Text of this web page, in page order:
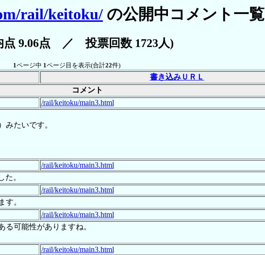
rail/keitoku/ の公開中コメント一覧
点 9.06点 ／ 投票回数 1723人)
1ページ中 1ページ目を表示(合計22件)
書き込みＵＲＬ
コメント
/rail/keitoku/main3.html
みたいです。
/rail/keitoku/main3.html
。
/rail/keitoku/main3.html
。
/rail/keitoku/main3.html
可能性がありますね。
/rail/keitoku/main3.html